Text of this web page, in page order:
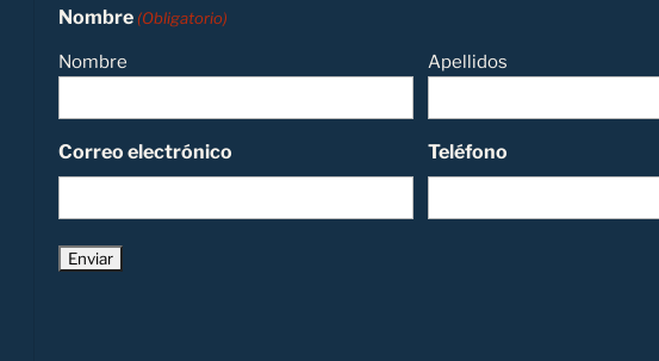
Nombre (Obligatorio)
Nombre Apellidos
Correo electrónico Teléfono